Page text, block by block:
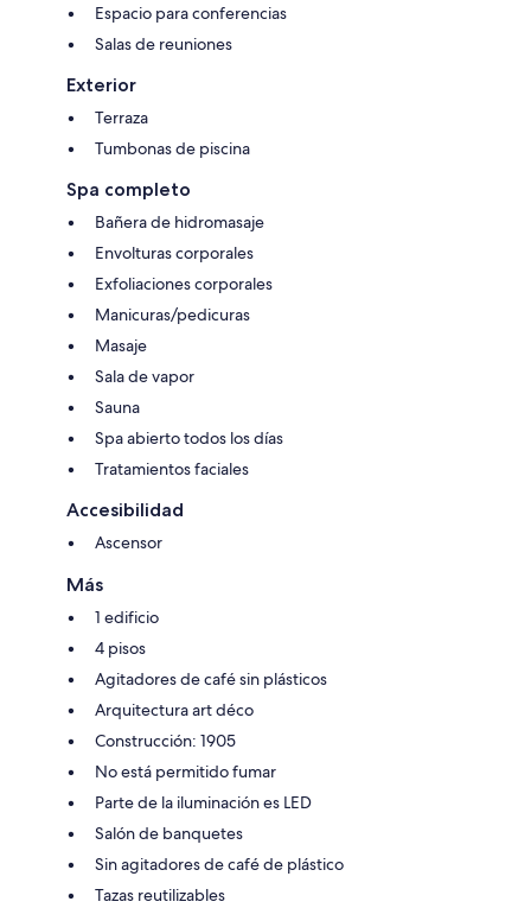
Espacio para conferencias
Salas de reuniones
Exterior
Terraza
Tumbonas de piscina
Spa completo
Bañera de hidromasaje
Envolturas corporales
Exfoliaciones corporales
Manicuras/pedicuras
Masaje
Sala de vapor
Sauna
Spa abierto todos los días
Tratamientos faciales
Accesibilidad
Ascensor
Más
1 edificio
4 pisos
Agitadores de café sin plásticos
Arquitectura art déco
Construcción: 1905
No está permitido fumar
Parte de la iluminación es LED
Salón de banquetes
Sin agitadores de café de plástico
Tazas reutilizables